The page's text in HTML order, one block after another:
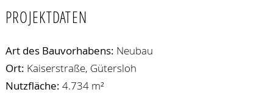
PROJEKTDATEN
Art des Bauvorhabens: Neubau
Ort: Kaiserstraße, Gütersloh
Nutzfläche: 4.734 m²